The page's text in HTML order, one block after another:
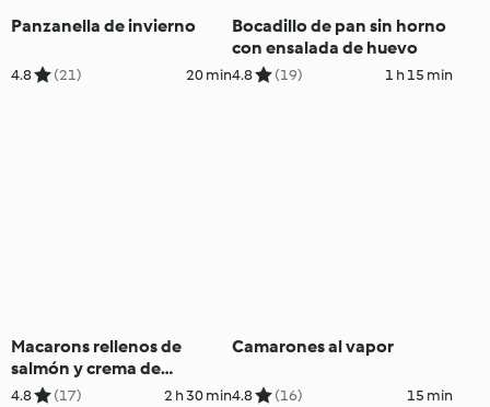
Panzanella de invierno
4.8 (21) 20 min
Bocadillo de pan sin horno
con ensalada de huevo
4.8 (19) 1 h 15 min
Macarons rellenos de
salmón y crema de
roquefort
4.8 (17) 2 h 30 min
Camarones al vapor
4.8 (16) 15 min